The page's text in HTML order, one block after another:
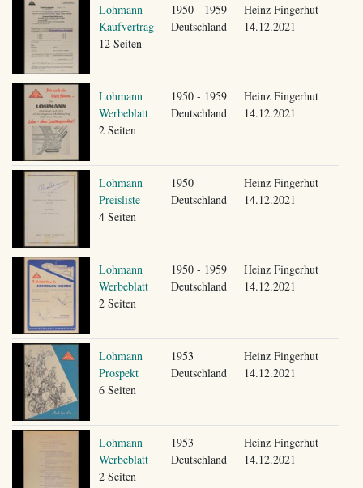
Lohmann
Kaufvertrag
12 Seiten
1950 - 1959
Deutschland
Heinz Fingerhut
14.12.2021
Lohmann
Werbeblatt
2 Seiten
1950 - 1959
Deutschland
Heinz Fingerhut
14.12.2021
Lohmann
Preisliste
4 Seiten
1950
Deutschland
Heinz Fingerhut
14.12.2021
Lohmann
Werbeblatt
2 Seiten
1950 - 1959
Deutschland
Heinz Fingerhut
14.12.2021
Lohmann
Prospekt
6 Seiten
1953
Deutschland
Heinz Fingerhut
14.12.2021
Lohmann
Werbeblatt
2 Seiten
1953
Deutschland
Heinz Fingerhut
14.12.2021